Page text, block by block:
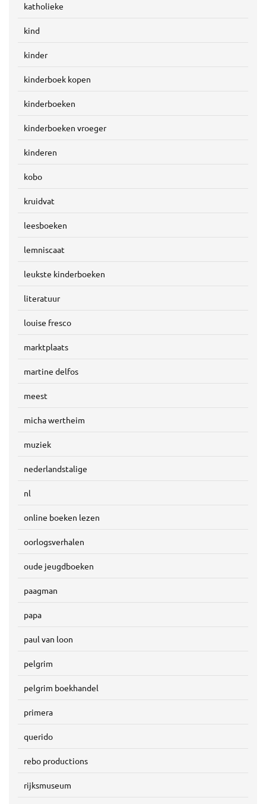
katholieke
kind
kinder
kinderboek kopen
kinderboeken
kinderboeken vroeger
kinderen
kobo
kruidvat
leesboeken
lemniscaat
leukste kinderboeken
literatuur
louise fresco
marktplaats
martine delfos
meest
micha wertheim
muziek
nederlandstalige
nl
online boeken lezen
oorlogsverhalen
oude jeugdboeken
paagman
papa
paul van loon
pelgrim
pelgrim boekhandel
primera
querido
rebo productions
rijksmuseum